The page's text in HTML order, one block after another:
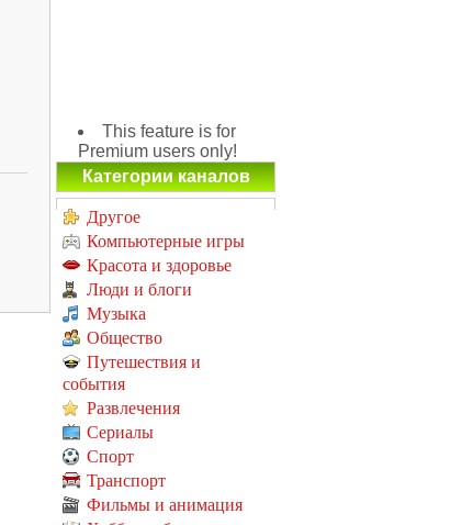
This feature is for
Premium users only!
Категории каналов
Другое
Компьютерные игры
Красота и здоровье
Люди и блоги
Музыка
Общество
Путешествия и
события
Развлечения
Сериалы
Спорт
Транспорт
Фильмы и анимация